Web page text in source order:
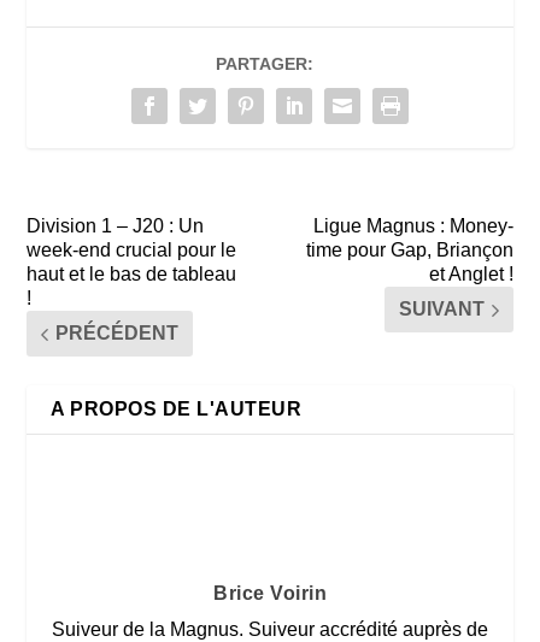
PARTAGER:
Division 1 – J20 : Un
week-end crucial pour le
haut et le bas de tableau
!
PRÉCÉDENT
Ligue Magnus : Money-
time pour Gap, Briançon
et Anglet !
SUIVANT
A PROPOS DE L'AUTEUR
Brice Voirin
Suiveur de la Magnus. Suiveur accrédité auprès de